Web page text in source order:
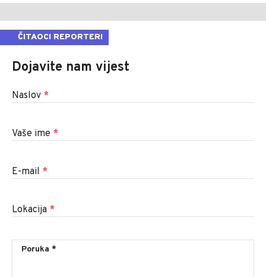
ČITAOCI REPORTERI
Dojavite nam vijest
Naslov *
Vaše ime *
E-mail *
Lokacija *